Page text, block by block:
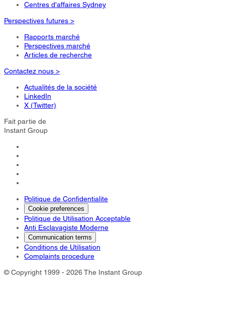
Centres d'affaires Sydney
Perspectives futures >
Rapports marché
Perspectives marché
Articles de recherche
Contactez nous >
Actualités de la société
LinkedIn
X (Twitter)
Fait partie de
Instant Group
Politique de Confidentialite
Cookie preferences
Politique de Utilisation Acceptable
Anti Esclavagiste Moderne
Communication terms
Conditions de Utilisation
Complaints procedure
© Copyright 1999 - 2026 The Instant Group